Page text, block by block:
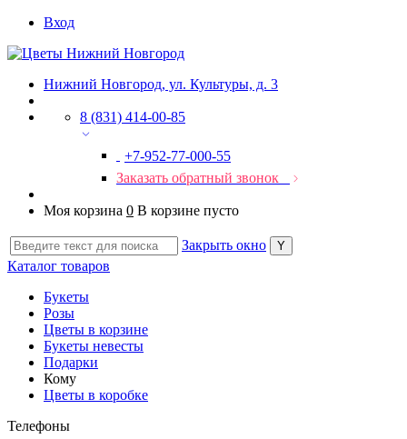
Вход
Нижний Новгород, ул. Культуры, д. 3
8 (831) 414-00-85
+7-952-77-000-55
Заказать обратный звонок
Моя корзина 0 В корзине пусто
Закрыть окно
Каталог товаров
Букеты
Розы
Цветы в корзине
Букеты невесты
Подарки
Кому
Цветы в коробке
Телефоны